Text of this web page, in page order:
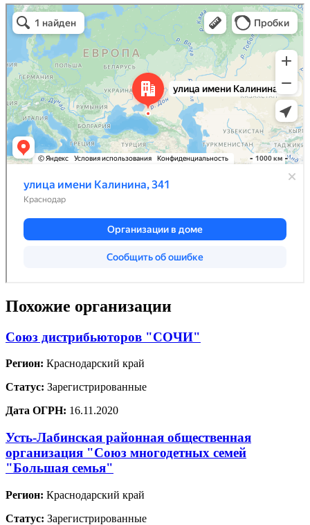
Похожие организации
Союз дистрибьюторов "СОЧИ"
Регион: Краснодарский край
Статус: Зарегистрированные
Дата ОГРН: 16.11.2020
Усть-Лабинская районная общественная
организация "Союз многодетных семей
"Большая семья"
Регион: Краснодарский край
Статус: Зарегистрированные